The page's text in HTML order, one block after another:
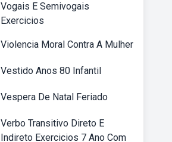
Vogais E Semivogais
Exercicios
Violencia Moral Contra A Mulher
Vestido Anos 80 Infantil
Vespera De Natal Feriado
Verbo Transitivo Direto E
Indireto Exercicios 7 Ano Com